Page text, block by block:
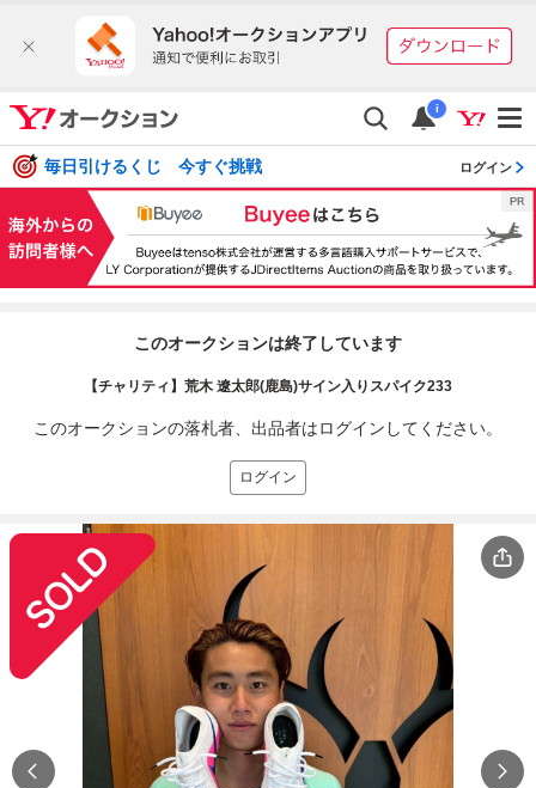
i
毎日引けるくじ 今すぐ挑戦 ログイン
このオークションは終了しています
【チャリティ】荒木 遼太郎(鹿島)サイン入りスパイク233
このオークションの落札者、出品者はログインしてください。
ログイン